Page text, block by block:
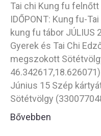
Tai chi Kung fu
IDŐPONT: Kung fu-
kung fu tábor
Gyerek és Tai Chi
megszokott
Június 15 Szép
Sötétvölgy
Bővebben